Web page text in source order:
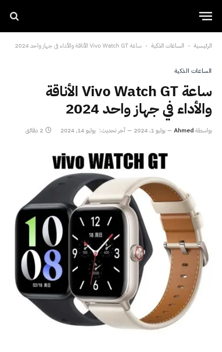
الرئيسية - الساعات الذكية - ساعة Vivo Watch GT الأناقة والأداء في جهاز واحد 2024
الساعات الذكية
ساعة Vivo Watch GT الأناقة
والأداء في جهاز واحد 2024
بواسطةAhmed يوليو 1, 2024 آخر تحديث: يوليو 14, 2024 2 دقائق